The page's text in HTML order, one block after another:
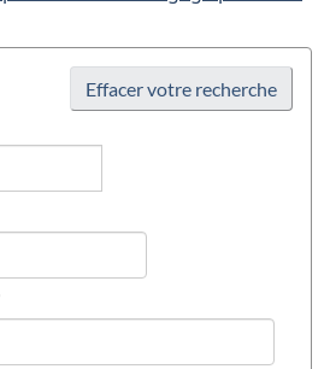
Effacer votre recherche